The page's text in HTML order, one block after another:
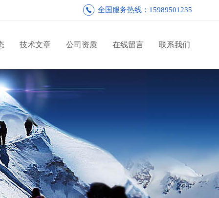
全国服务热线：15989501235
技术文章 公司资质 在线留言 联系我们